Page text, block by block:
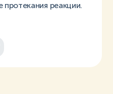
протекания реакции.